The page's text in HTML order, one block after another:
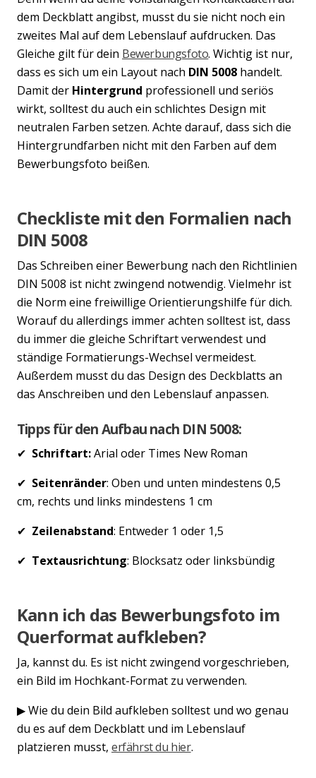
Previous Next
dem Deckblatt angibst, musst du sie nicht noch ein
zweites Mal auf dem Lebenslauf aufdrucken. Das
Gleiche gilt für dein Bewerbungsfoto. Wichtig ist nur,
dass es sich um ein Layout nach DIN 5008 handelt.
Damit der Hintergrund professionell und seriös
wirkt, solltest du auch ein schlichtes Design mit
neutralen Farben setzen. Achte darauf, dass sich die
Hintergrundfarben nicht mit den Farben auf dem
Bewerbungsfoto beißen.
Checkliste mit den Formalien nach
DIN 5008
Das Schreiben einer Bewerbung nach den Richtlinien
DIN 5008 ist nicht zwingend notwendig. Vielmehr ist
die Norm eine freiwillige Orientierungshilfe für dich.
Worauf du allerdings immer achten solltest ist, dass
du immer die gleiche Schriftart verwendest und
ständige Formatierungs-Wechsel vermeidest.
Außerdem musst du das Design des Deckblatts an
das Anschreiben und den Lebenslauf anpassen.
Tipps für den Aufbau nach DIN 5008:
✔ Schriftart:Arial oder Times New Roman
✔ Seitenränder: Oben und unten mindestens 0,5
cm, rechts und links mindestens 1 cm
✔ Zeilenabstand: Entweder 1 oder 1,5
✔ Textausrichtung: Blocksatz oder linksbündig
Kann ich das Bewerbungsfoto im
Querformat aufkleben?
Ja, kannst du. Es ist nicht zwingend vorgeschrieben,
ein Bild im Hochkant-Format zu verwenden.
▶ Wie du dein Bild aufkleben solltest und wo genau
du es auf dem Deckblatt und im Lebenslauf
platzieren musst, erfährst du hier.